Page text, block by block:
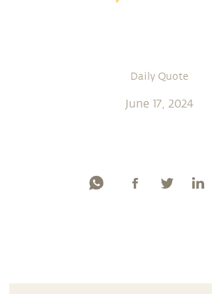
Daily Quote
June 17, 2024